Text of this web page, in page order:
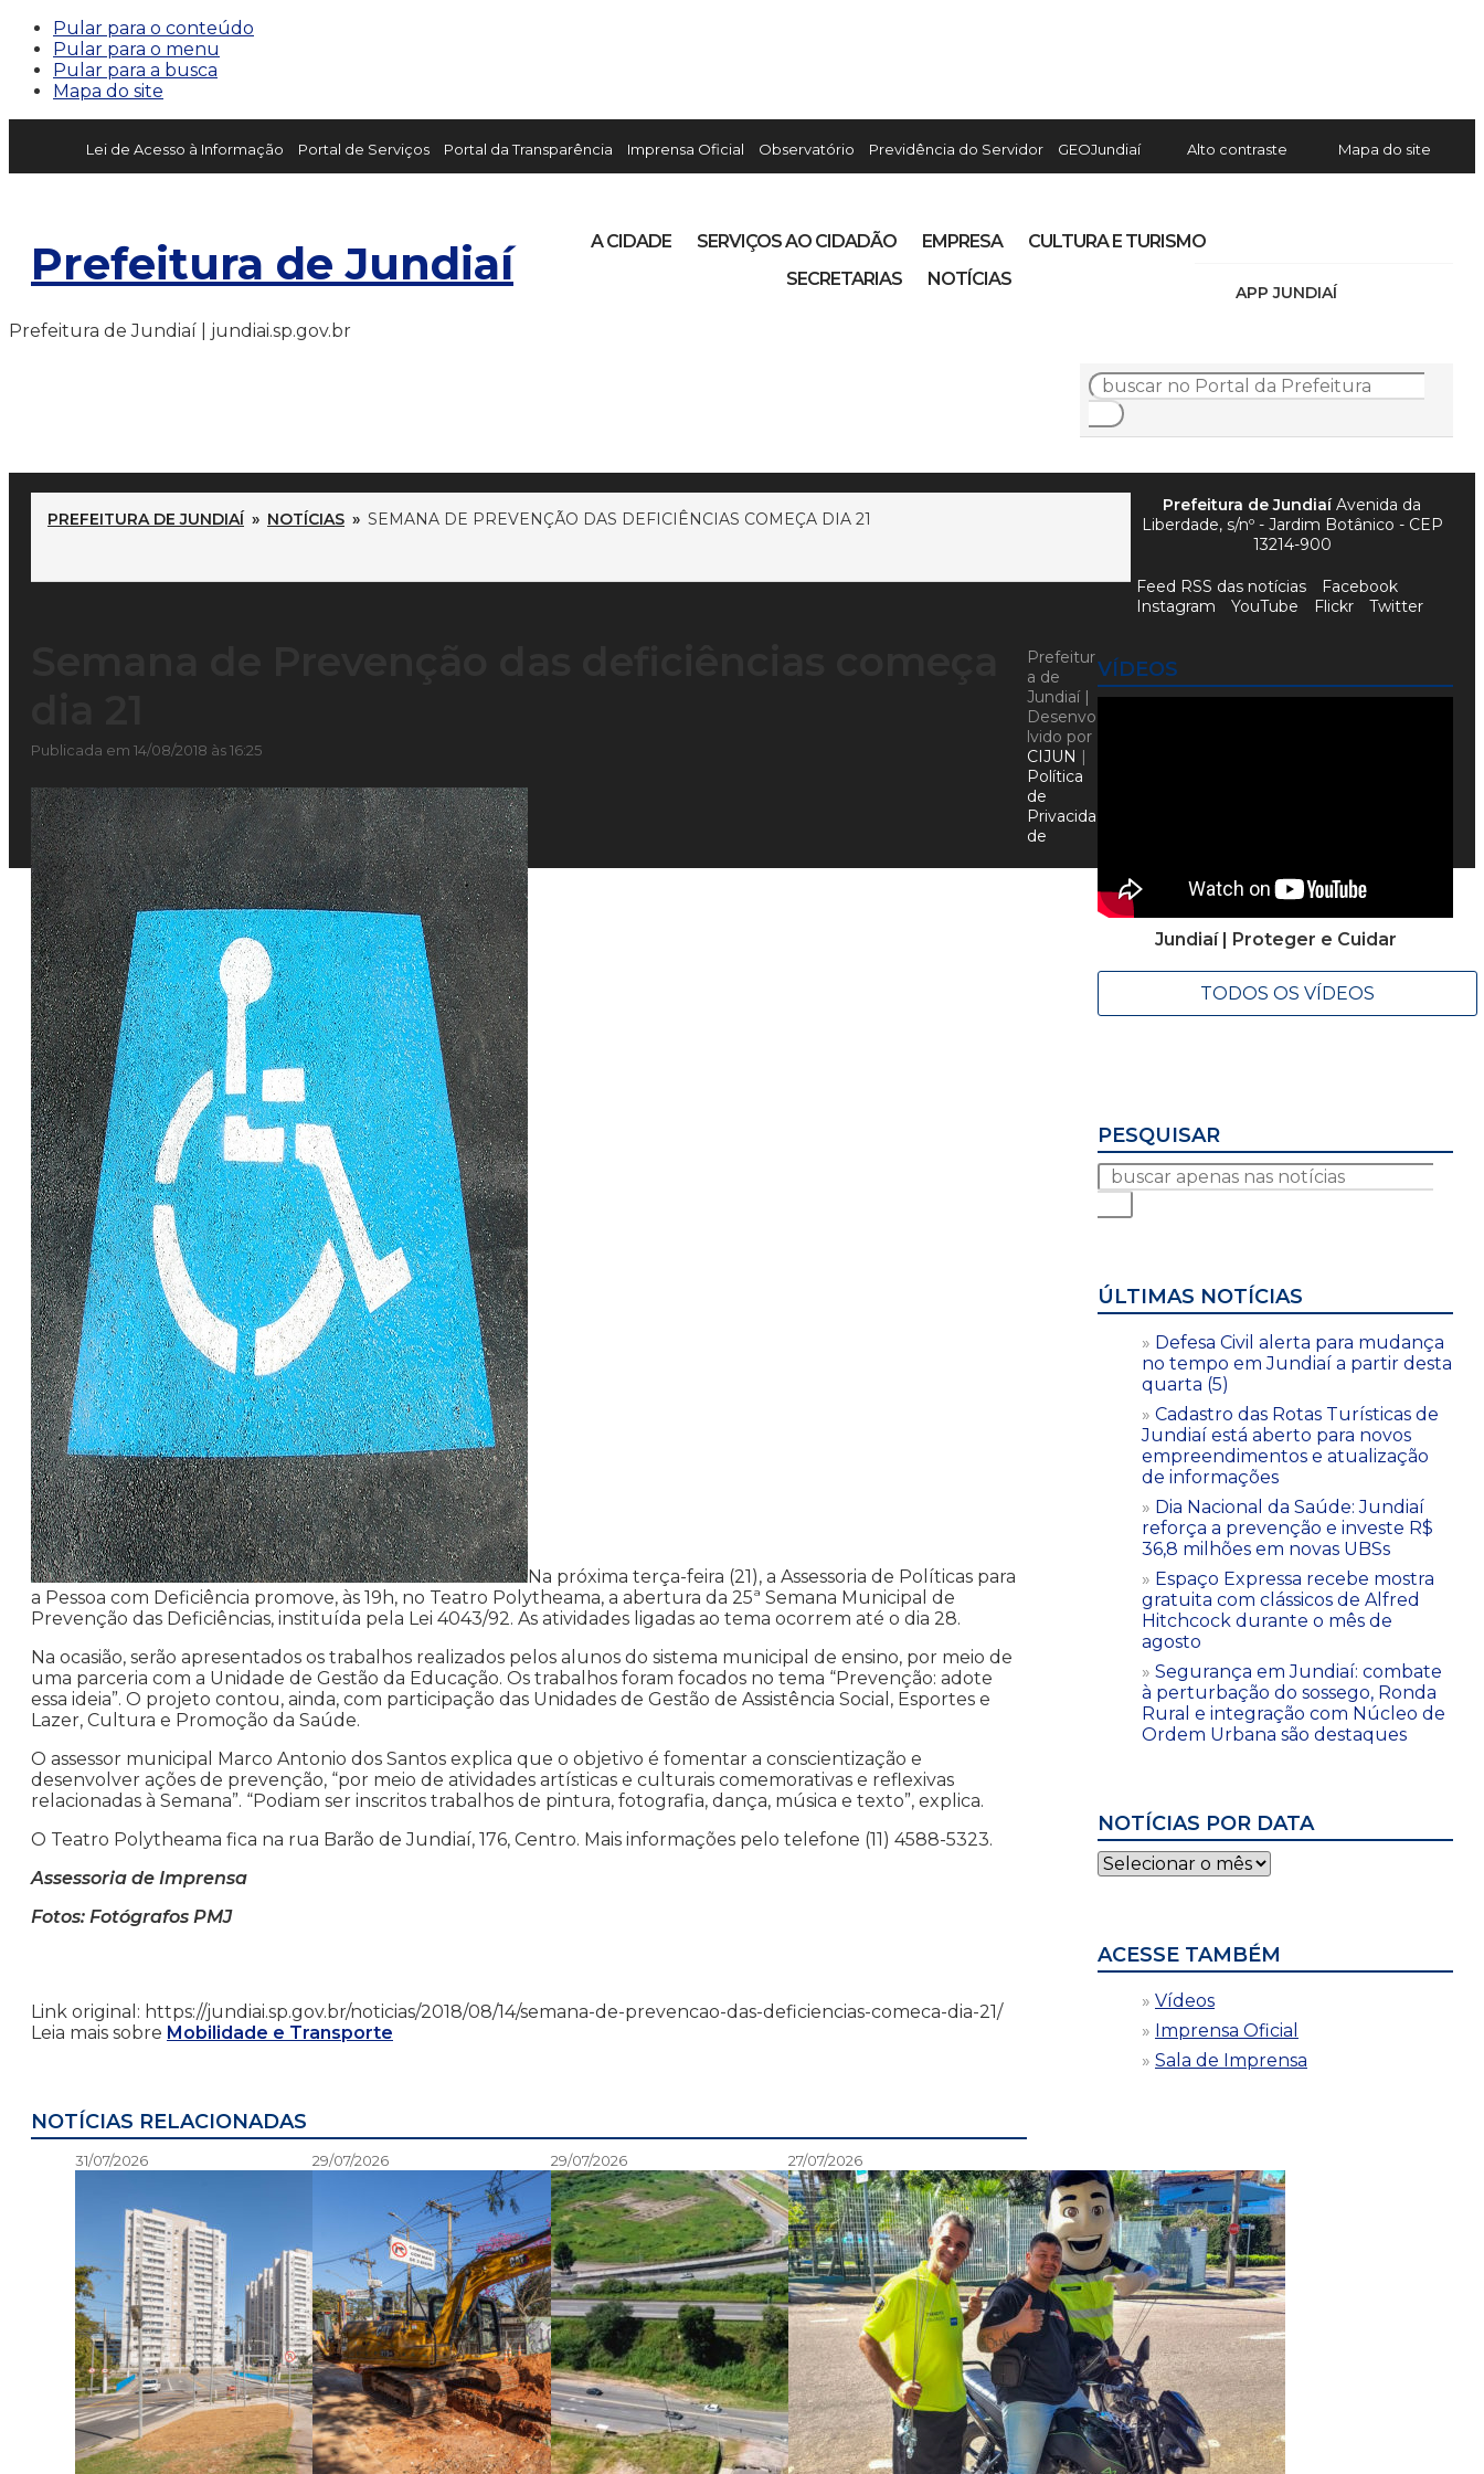
Pular para o conteúdo
Pular para o menu
Pular para a busca
Mapa do site
Lei de Acesso à Informação Portal de Serviços Portal da Transparência Imprensa Oficial Observatório Previdência do Servidor GEOJundiaí Alto contraste Mapa do site
Prefeitura de Jundiaí
APP JUNDIAÍ
A CIDADE SERVIÇOS AO CIDADÃO EMPRESA
CULTURA E TURISMO
SECRETARIAS
NOTÍCIAS
Prefeitura de Jundiaí | jundiai.sp.gov.br
PREFEITURA DE JUNDIAÍ » NOTÍCIAS » SEMANA DE PREVENÇÃO DAS DEFICIÊNCIAS COMEÇA DIA 21
Publicada em 14/08/2018 às 16:25
Na próxima terça-feira (21), a Assessoria de Políticas para
a Pessoa com Deficiência promove, às 19h, no Teatro Polytheama, a abertura da 25ª Semana Municipal de
Prevenção das Deficiências, instituída pela Lei 4043/92. As atividades ligadas ao tema ocorrem até o dia 28.
Na ocasião, serão apresentados os trabalhos realizados pelos alunos do sistema municipal de ensino, por meio de
uma parceria com a Unidade de Gestão da Educação. Os trabalhos foram focados no tema “Prevenção: adote
essa ideia”. O projeto contou, ainda, com participação das Unidades de Gestão de Assistência Social, Esportes e
Lazer, Cultura e Promoção da Saúde.
O assessor municipal Marco Antonio dos Santos explica que o objetivo é fomentar a conscientização e
desenvolver ações de prevenção, “por meio de atividades artísticas e culturais comemorativas e reflexivas
relacionadas à Semana”. “Podiam ser inscritos trabalhos de pintura, fotografia, dança, música e texto”, explica.
O Teatro Polytheama fica na rua Barão de Jundiaí, 176, Centro. Mais informações pelo telefone (11) 4588-5323.
Assessoria de Imprensa
Fotos: Fotógrafos PMJ
Link original: https://jundiai.sp.gov.br/noticias/2018/08/14/semana-de-prevencao-das-deficiencias-comeca-dia-21/
Leia mais sobre Mobilidade e Transporte
NOTÍCIAS RELACIONADAS
31/07/2026 29/07/2026 29/07/2026 27/07/2026
VÍDEOS
Jundiaí | Proteger e Cuidar
TODOS OS VÍDEOS
PESQUISAR
ÚLTIMAS NOTÍCIAS
Defesa Civil alerta para mudança
no tempo em Jundiaí a partir desta
quarta (5)
Cadastro das Rotas Turísticas de
Jundiaí está aberto para novos
empreendimentos e atualização
de informações
Dia Nacional da Saúde: Jundiaí
reforça a prevenção e investe R$
36,8 milhões em novas UBSs
Espaço Expressa recebe mostra
gratuita com clássicos de Alfred
Hitchcock durante o mês de
agosto
Segurança em Jundiaí: combate
à perturbação do sossego, Ronda
Rural e integração com Núcleo de
Ordem Urbana são destaques
NOTÍCIAS POR DATA
Notícias
por
ACESSE TAMBÉM
Vídeos
Imprensa Oficial
Sala de Imprensa
Prefeitura de JundiaíAvenida da
Liberdade, s/nº - Jardim Botânico - CEP
13214-900
Feed RSS das notícias
Facebook
Instagram
YouTube Flickr Twitter
Prefeitur
a de
Jundiaí |
Desenvo
lvido por
CIJUN |
Política
de
Privacida
de